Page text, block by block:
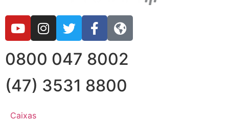
0800 047 8002
(47) 3531 8800
Caixas